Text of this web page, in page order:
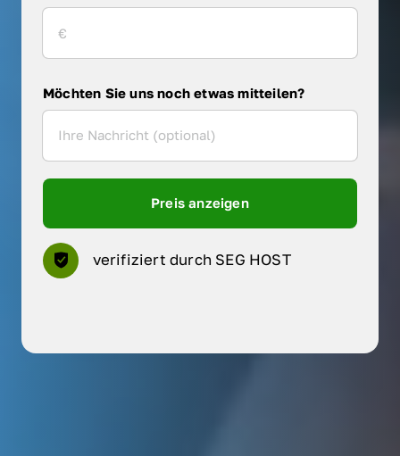
Möchten Sie uns noch etwas mitteilen?
Preis anzeigen
verifiziert durch SEG HOST